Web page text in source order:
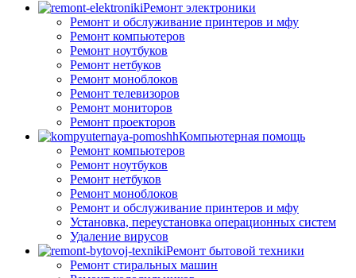
Ремонт электроники
Ремонт и обслуживание принтеров и мфу
Ремонт компьютеров
Ремонт ноутбуков
Ремонт нетбуков
Ремонт моноблоков
Ремонт телевизоров
Ремонт мониторов
Ремонт проекторов
Компьютерная помощь
Ремонт компьютеров
Ремонт ноутбуков
Ремонт нетбуков
Ремонт моноблоков
Ремонт и обслуживание принтеров и мфу
Установка, переустановка операционных систем
Удаление вирусов
Ремонт бытовой техники
Ремонт стиральных машин